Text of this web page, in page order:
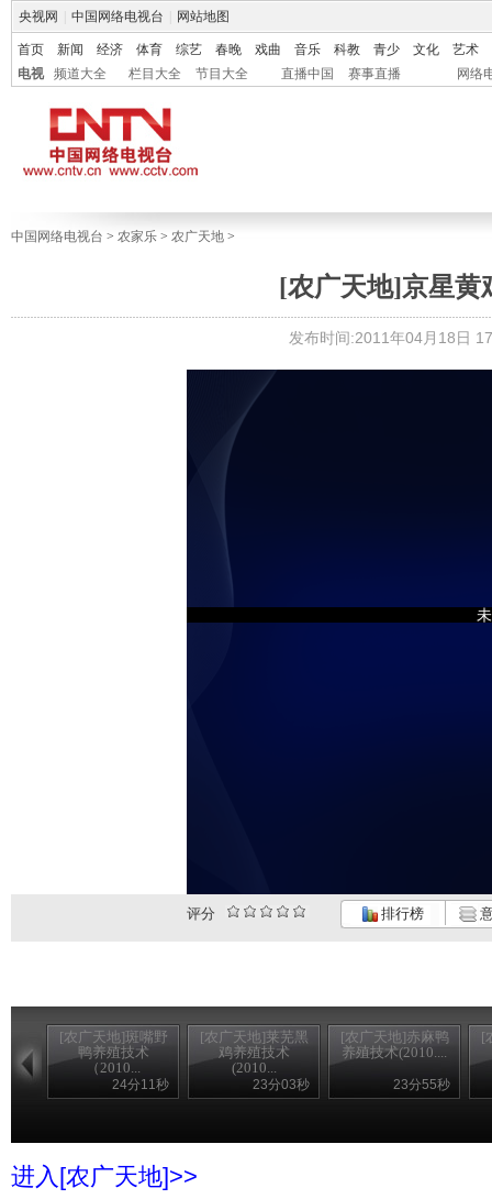
央视网 中国网络电视台 网站地图
首页 新闻 经济 体育 综艺 春晚 戏曲 音乐 科教 青少 文化
艺术
电视
频道大全 栏目大全 节目大全 直播中国 赛事直播 网络
中国网络电视台 > 农家乐 > 农广天地 >
[农广天地]京星黄
发布时间:2011年04月18日
评分 排行榜
[农广天地]斑嘴野
鸭养殖技术
（2010...
24分11秒
[农广天地]莱芜黑
鸡养殖技术
(2010...
23分03秒
[农广天地]赤麻鸭
养殖技术(2010....
23分55秒
[
进入[农广天地]>>